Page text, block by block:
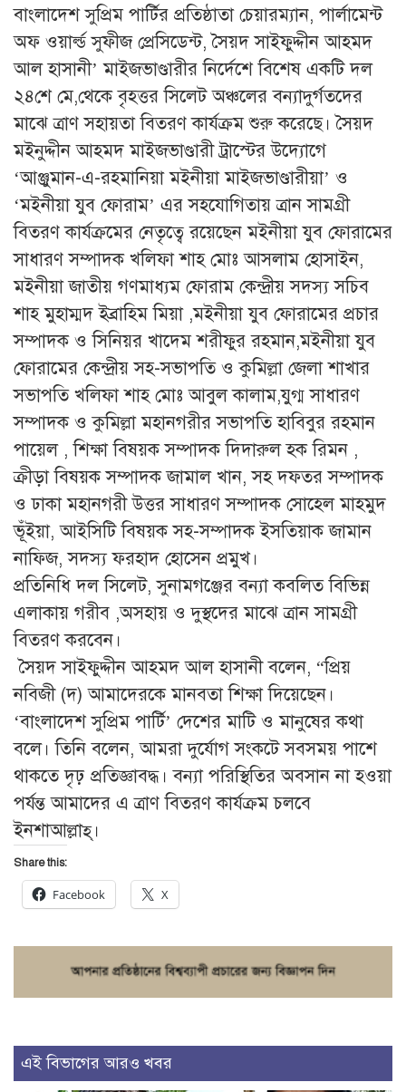
বাংলাদেশ সুপ্রিম পার্টির প্রতিষ্ঠাতা চেয়ারম্যান, পার্লামেন্ট
অফ ওয়ার্ল্ড সুফীজ প্রেসিডেন্ট, সৈয়দ সাইফুদ্দীন আহমদ
আল হাসানী’ মাইজভাণ্ডারীর নির্দেশে বিশেষ একটি দল
২৪শে মে,থেকে বৃহত্তর সিলেট অঞ্চলের বন্যাদুর্গতদের
মাঝে ত্রাণ সহায়তা বিতরণ কার্যক্রম শুরু করেছে। সৈয়দ
মইনুদ্দীন আহমদ মাইজভাণ্ডারী ট্রাস্টের উদ্যোগে
‘আঞ্জুমান-এ-রহমানিয়া মইনীয়া মাইজভাণ্ডারীয়া’ ও
‘মইনীয়া যুব ফোরাম’ এর সহযোগিতায় ত্রান সামগ্রী
বিতরণ কার্যক্রমের নেতৃত্বে রয়েছেন মইনীয়া যুব ফোরামের
সাধারণ সম্পাদক খলিফা শাহ মোঃ আসলাম হোসাইন,
মইনীয়া জাতীয় গণমাধ্যম ফোরাম কেন্দ্রীয় সদস্য সচিব
শাহ মুহাম্মদ ইব্রাহিম মিয়া ,মইনীয়া যুব ফোরামের প্রচার
সম্পাদক ও সিনিয়র খাদেম শরীফুর রহমান,মইনীয়া যুব
ফোরামের কেন্দ্রীয় সহ-সভাপতি ও কুমিল্লা জেলা শাখার
সভাপতি খলিফা শাহ মোঃ আবুল কালাম,যুগ্ম সাধারণ
সম্পাদক ও কুমিল্লা মহানগরীর সভাপতি হাবিবুর রহমান
পায়েল , শিক্ষা বিষয়ক সম্পাদক দিদারুল হক রিমন ,
ক্রীড়া বিষয়ক সম্পাদক জামাল খান, সহ দফতর সম্পাদক
ও ঢাকা মহানগরী উত্তর সাধারণ সম্পাদক সোহেল মাহমুদ
ভূঁইয়া, আইসিটি বিষয়ক সহ-সম্পাদক ইসতিয়াক জামান
নাফিজ, সদস্য ফরহাদ হোসেন প্রমুখ।
প্রতিনিধি দল সিলেট, সুনামগঞ্জের বন্যা কবলিত বিভিন্ন
এলাকায় গরীব ,অসহায় ও দুস্থদের মাঝে ত্রান সামগ্রী
বিতরণ করবেন।
সৈয়দ সাইফুদ্দীন আহমদ আল হাসানী বলেন, “প্রিয়
নবিজী (দ) আমাদেরকে মানবতা শিক্ষা দিয়েছেন।
‘বাংলাদেশ সুপ্রিম পার্টি’ দেশের মাটি ও মানুষের কথা
বলে। তিনি বলেন, আমরা দুর্যোগ সংকটে সবসময় পাশে
থাকতে দৃঢ় প্রতিজ্ঞাবদ্ধ। বন্যা পরিস্থিতির অবসান না হওয়া
পর্যন্ত আমাদের এ ত্রাণ বিতরণ কার্যক্রম চলবে
ইনশাআল্লাহ্।
Share this:
Facebook X
এই বিভাগের আরও খবর